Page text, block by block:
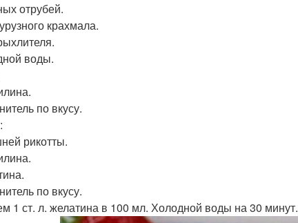
отрубей.
крахмала.
воды.
по вкусу.
рикотты.
по вкусу.
1 ст. л. желатина в 100 мл. Холодной воды на 30 минут.